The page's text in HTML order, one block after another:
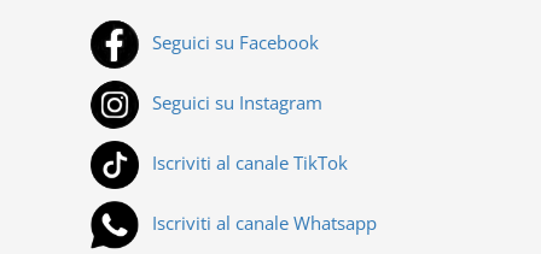
Seguici su Facebook
Seguici su Instagram
Iscriviti al canale TikTok
Iscriviti al canale Whatsapp